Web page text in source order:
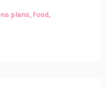
plans, Food,